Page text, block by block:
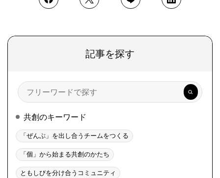
記事を探す
検
索
共創のキーワード
「ぜんぶ」を出し合うチームをつくる
「個」から始まる共創のかたち
ともしびを分け合うコミュニティ